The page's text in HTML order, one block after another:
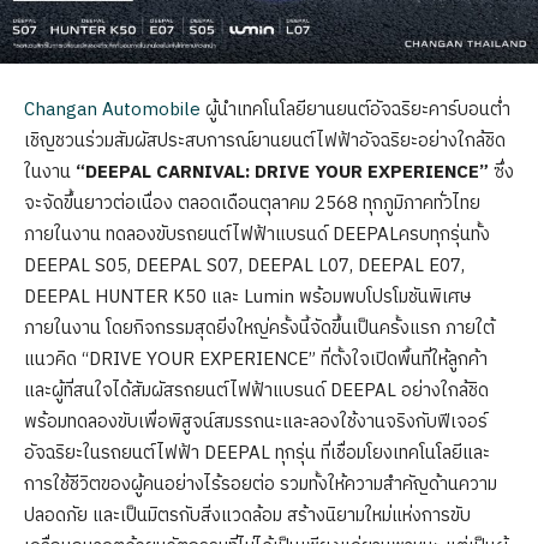
Changan Automobile ผู้นำเทคโนโลยียานยนต์อัจฉริยะคาร์บอนต่ำ
เชิญชวนร่วมสัมผัสประสบการณ์ยานยนต์ไฟฟ้าอัจฉริยะอย่างใกล้ชิด
ในงาน “DEEPAL CARNIVAL: DRIVE YOUR EXPERIENCE” ซึ่ง
จะจัดขึ้นยาวต่อเนื่อง ตลอดเดือนตุลาคม 2568 ทุกภูมิภาคทั่วไทย
ภายในงาน ทดลองขับรถยนต์ไฟฟ้าแบรนด์ DEEPALครบทุกรุ่นทั้ง
DEEPAL S05, DEEPAL S07, DEEPAL L07, DEEPAL E07,
DEEPAL HUNTER K50 และ Lumin พร้อมพบโปรโมชันพิเศษ
ภายในงาน โดยกิจกรรมสุดยิ่งใหญ่ครั้งนี้จัดขึ้นเป็นครั้งแรก ภายใต้
แนวคิด “DRIVE YOUR EXPERIENCE” ที่ตั้งใจเปิดพื้นที่ให้ลูกค้า
และผู้ที่สนใจได้สัมผัสรถยนต์ไฟฟ้าแบรนด์ DEEPAL อย่างใกล้ชิด
พร้อมทดลองขับเพื่อพิสูจน์สมรรถนะและลองใช้งานจริงกับฟีเจอร์
อัจฉริยะในรถยนต์ไฟฟ้า DEEPAL ทุกรุ่น ที่เชื่อมโยงเทคโนโลยีและ
การใช้ชีวิตของผู้คนอย่างไร้รอยต่อ รวมทั้งให้ความสำคัญด้านความ
ปลอดภัย และเป็นมิตรกับสิ่งแวดล้อม สร้างนิยามใหม่แห่งการขับ